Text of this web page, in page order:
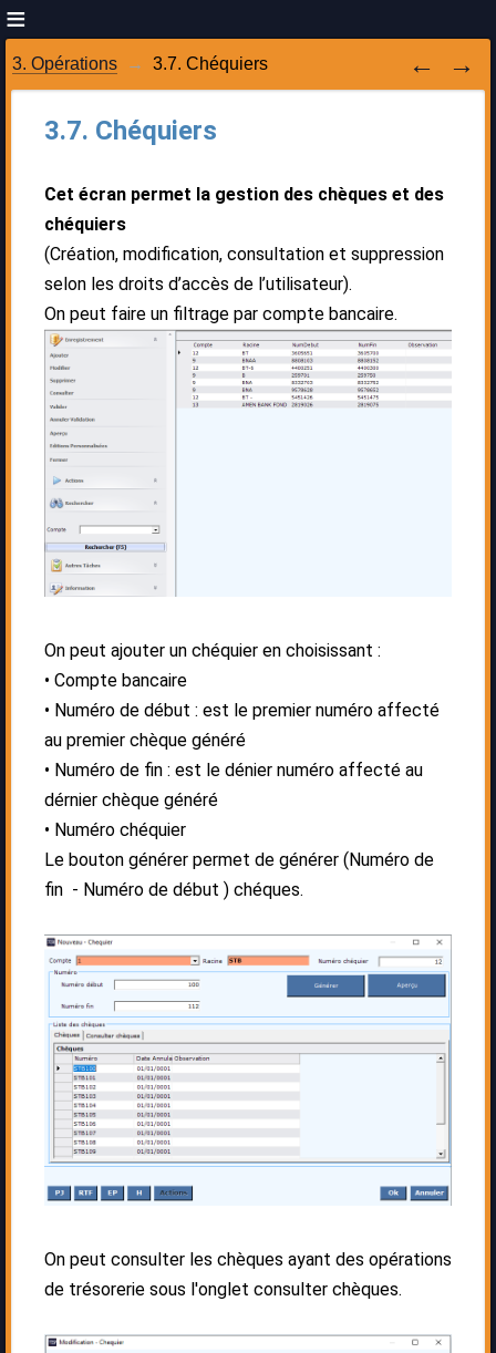
3. Opérations 3.7. Chéquiers
3.7. Chéquiers
Cet écran permet la gestion des chèques et des
chéquiers
(Création, modification, consultation et suppression
selon les droits d’accès de l’utilisateur).
On peut faire un filtrage par compte bancaire.
On peut ajouter un chéquier en choisissant :
Compte bancaire
Numéro de début : est le premier numéro affecté
au premier chèque généré
Numéro de fin : est le dénier numéro affecté au
dérnier chèque généré
Numéro chéquier
Le bouton générer permet de générer (Numéro de
fin - Numéro de début ) chéques.
On peut consulter les chèques ayant des opérations
de trésorerie sous l'onglet consulter chèques.